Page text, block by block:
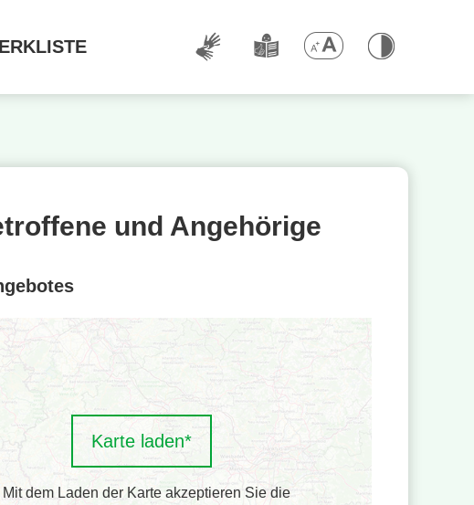
und Angehörige
Karte laden*
Mit dem Laden der Karte akzeptieren Sie die